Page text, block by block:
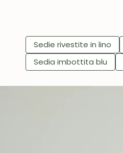
Sedie rivestite in lino
Sedia imbottita blu